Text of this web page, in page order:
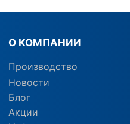
О КОМПАНИИ
Производство
Новости
Блог
Акции